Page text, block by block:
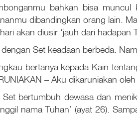
bahkan bisa muncul
dibandingkan orang lain.
akan diusir ‘jauh dari hadapan
Set keadaan berbeda.
bertanya kepada Kain
– Aku dikaruniakan
Set bertumbuh dewasa dan
nama Tuhan’ (ayat 26).